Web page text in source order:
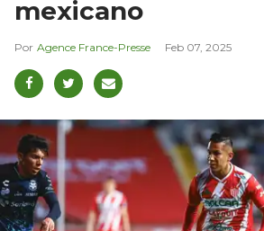
mexicano
Agence France-Presse Feb 07, 2025